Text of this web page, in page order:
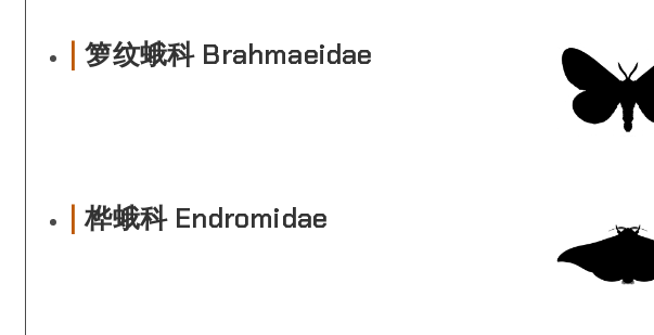
|箩纹蛾科 Brahmaeidae
|桦蛾科 Endromidae